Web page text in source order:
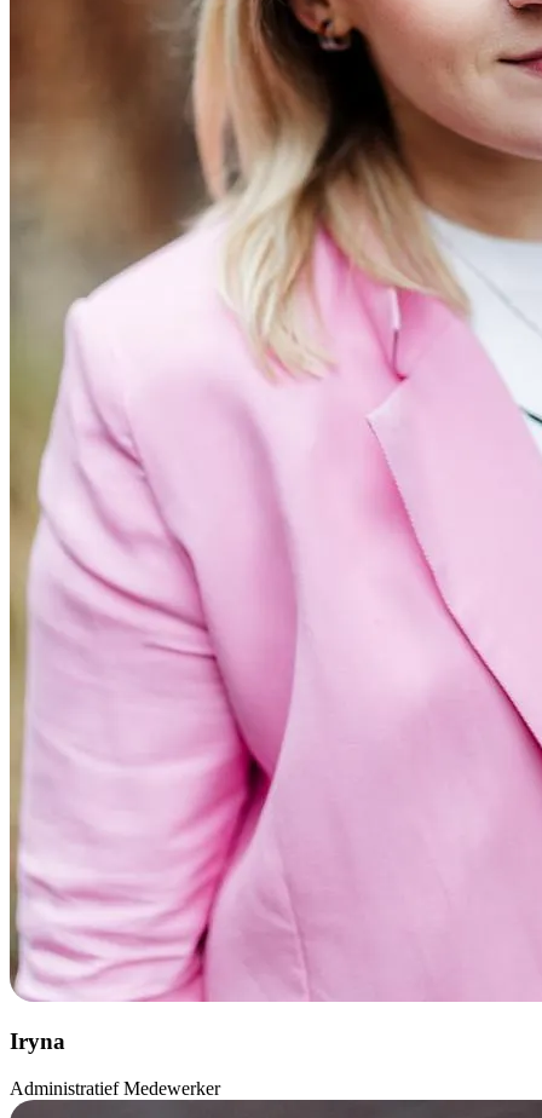
Iryna
Administratief Medewerker